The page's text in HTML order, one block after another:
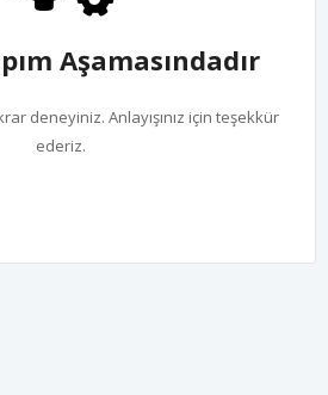
Aşamasındadır
deneyiniz. Anlayışınız için teşekkür
ederiz.